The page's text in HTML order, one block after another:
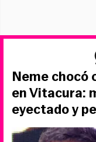
Neme chocó
en Vitacura:
eyectado y